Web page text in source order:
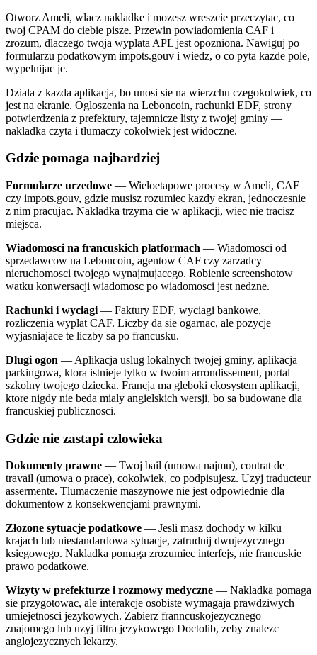
Otworz Ameli, wlacz nakladke i mozesz wreszcie przeczytac, co
twoj CPAM do ciebie pisze. Przewin powiadomienia CAF i
zrozum, dlaczego twoja wyplata APL jest opozniona. Nawiguj po
formularzu podatkowym impots.gouv i wiedz, o co pyta kazde pole,
wypelnijac je.
Dziala z kazda aplikacja, bo unosi sie na wierzchu czegokolwiek, co
jest na ekranie. Ogloszenia na Leboncoin, rachunki EDF, strony
potwierdzenia z prefektury, tajemnicze listy z twojej gminy —
nakladka czyta i tlumaczy cokolwiek jest widoczne.
Gdzie pomaga najbardziej
Formularze urzedowe — Wieloetapowe procesy w Ameli, CAF
czy impots.gouv, gdzie musisz rozumiec kazdy ekran, jednoczesnie
z nim pracujac. Nakladka trzyma cie w aplikacji, wiec nie tracisz
miejsca.
Wiadomosci na francuskich platformach — Wiadomosci od
sprzedawcow na Leboncoin, agentow CAF czy zarzadcy
nieruchomosci twojego wynajmujacego. Robienie screenshotow
watku konwersacji wiadomosc po wiadomosci jest nedzne.
Rachunki i wyciagi — Faktury EDF, wyciagi bankowe,
rozliczenia wyplat CAF. Liczby da sie ogarnac, ale pozycje
wyjasniajace te liczby sa po francusku.
Dlugi ogon — Aplikacja uslug lokalnych twojej gminy, aplikacja
parkingowa, ktora istnieje tylko w twoim arrondissement, portal
szkolny twojego dziecka. Francja ma gleboki ekosystem aplikacji,
ktore nigdy nie beda mialy angielskich wersji, bo sa budowane dla
francuskiej publicznosci.
Gdzie nie zastapi czlowieka
Dokumenty prawne — Twoj bail (umowa najmu), contrat de
travail (umowa o prace), cokolwiek, co podpisujesz. Uzyj traducteur
assermente. Tlumaczenie maszynowe nie jest odpowiednie dla
dokumentow z konsekwencjami prawnymi.
Złozone sytuacje podatkowe — Jesli masz dochody w kilku
krajach lub niestandardowa sytuacje, zatrudnij dwujezycznego
ksiegowego. Nakladka pomaga zrozumiec interfejs, nie francuskie
prawo podatkowe.
Wizyty w prefekturze i rozmowy medyczne — Nakladka pomaga
sie przygotowac, ale interakcje osobiste wymagaja prawdziwych
umiejetnosci jezykowych. Zabierz franncuskojezycznego
znajomego lub uzyj filtra jezykowego Doctolib, zeby znalezc
anglojezycznych lekarzy.